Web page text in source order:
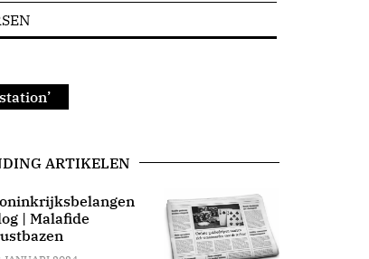
ARTIKELEN
| Malafide